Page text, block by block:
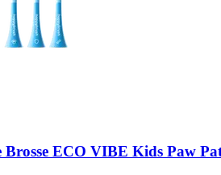
Brosse ECO VIBE Kids Paw